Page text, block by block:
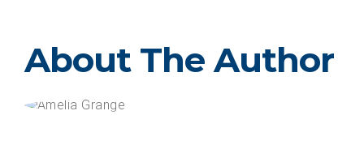
About The Author